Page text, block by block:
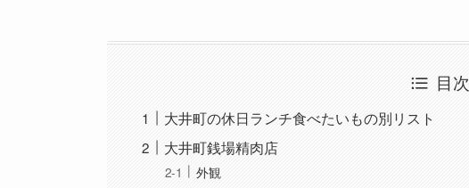
目次
大井町の休日ランチ食べたいもの別リスト
大井町銭場精肉店
外観